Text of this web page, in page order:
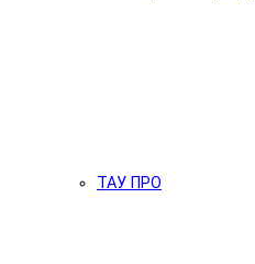
ТАУ ПРО